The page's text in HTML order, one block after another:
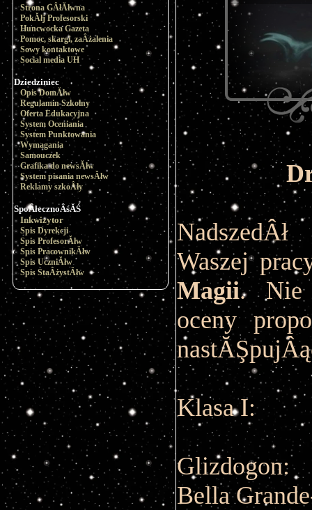
Strona GÂłĂłwna
PokĂłj Profesorski
Huncwocka Gazeta
Pomoc, skargi, zaÂżalenia
Sowy kontaktowe
Social media UH
Dziedziniec
Opis DomĂłw
Regulamin Szkolny
Oferta Edukacyjna
System Oceniania
System Punktowania
Wymagania
Samouczek
Grafika do newsĂłw
System pisania newsĂłw
Reklamy szkoÂły
SpoÂłecznoÂśĂŚ
Inkwizytor
Spis Dyrekcji
Spis ProfesorĂłw
Spis PracownikĂłw
Spis UczniĂłw
Spis StaÂżystĂłw
Waszej
Magii. Nie
oceny
Klasa I:
Glizdogon:
Bella